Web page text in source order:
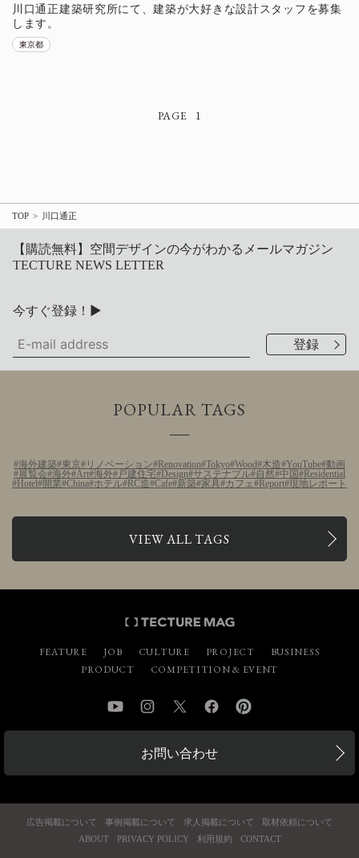
川口通正建築研究所にて、建築が大好きな設計スタッフを募集
します。
東京都
1
TOP 川口通正
【購読無料】空間デザインの今がわかるメールマガジン
TECTURE NEWS LETTER
今すぐ登録！▶
POPULAR TAGS
海外建築 東京 リノベーション Renovation Tokyo Wood 木造 YouTube 動画
展覧会 海外 Art 海外 戸建住宅 Design サステナブル 自然 中国
Residential
Hotel 開業 China ホテル RC造 Cafe 新築 家具 カフェ Report 現地レポート
VIEW ALL TAGS
FEATURE JOB CULTURE PROJECT
BUSINESS
PRODUCT
COMPETITION & EVENT
YouTube InstagramTwitter Facebook
お問い合わせ
広告掲載について 事例掲載について 求人掲載について
取材依頼について
ABOUT
PRIVACY POLICY 利用規約 CONTACT